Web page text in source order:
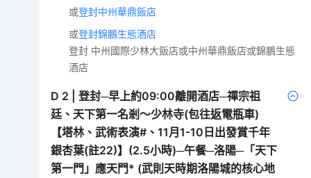
或登封中州華鼎飯店
或登封錦鵬生態酒店
登封 中州國際少林大飯店或中州華鼎飯店或錦鵬生態
酒店
D 2 |登封─早上約09:00離開酒店─禪宗祖
廷、天下第一名剎～少林寺(包往返電瓶車)
【塔林、武術表演#、11月1-10日出發賞千年
銀杏葉(註22)】(2.5小時)─午餐─洛陽─「天下
第一門」應天門* (武則天時期洛陽城的核心地